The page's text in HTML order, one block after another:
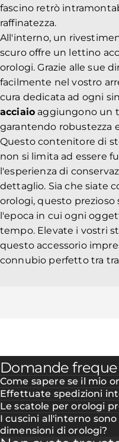
fascino retrò
raffinatezza.
All'interno, un
scuro offre un lettino
orologi. Grazie alle sue
facilmente nel vostro
cura dedicata ad ogni
acciaio aggiungono un
garantendo robustezza
Questo contenitore di
non si limita ad essere
l'esperienza di
dettaglio. Sia che siate
orologi, questo
l'epoca in cui ogni
tempo. Elevate i vostri
questo accessorio
connubio perfetto tra
Domande
Come sapere se il mio
Effettuate spedizioni
Le scatole per orologi
I cuscini all'interno
dimensioni di orologi?